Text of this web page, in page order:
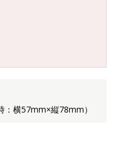
横57mm×縦78mm）